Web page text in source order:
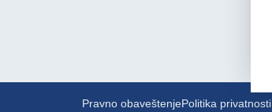
Pravno obaveštenjePolitika privatnosti